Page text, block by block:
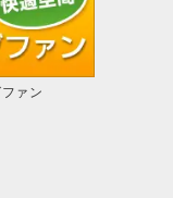
ァン